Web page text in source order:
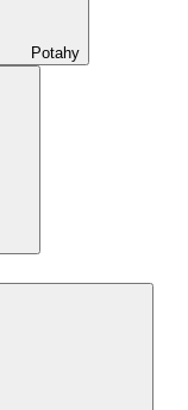
Potahy